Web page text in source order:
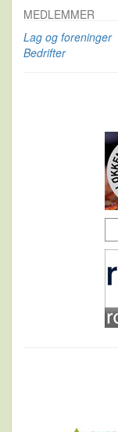
MEDLEMMER
Lag og foreninger
Bedrifter